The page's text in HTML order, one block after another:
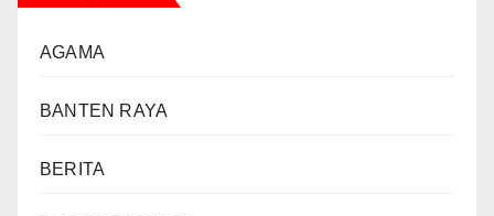
AGAMA
BANTEN RAYA
BERITA